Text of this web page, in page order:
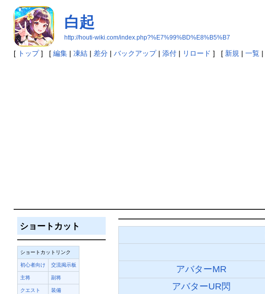
白起
http://houti-wiki.com/index.php?%E7%99%BD%E8%B5%B7
[ トップ] [ 編集| 凍結| 差分| バックアップ| 添付| リロード ] [ 新規 | 一覧|
ショートカット
ショートカットリンク
初心者向け 交流掲示板
主将 副将
クエスト 装備
アバターMR
アバターUR閃